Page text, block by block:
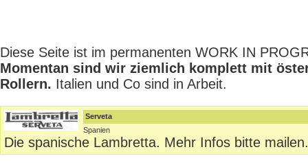
Diese Seite ist im permanenten WORK IN
Momentan sind wir ziemlich komplett mit
Rollern. Italien und Co sind in Arbeit.
Serveta
Spanien
Die spanische Lambretta. Mehr Infos bitte mailen.